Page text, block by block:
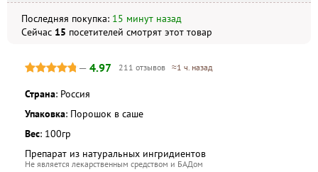
Последняя покупка: 15 минут назад
Сейчас 15 посетителей смотрят этот товар
— 4.97 211 отзывов ≈1 ч. назад
Страна: Россия
Упаковка: Порошок в саше
Вес: 100гр
Препарат из натуральных ингридиентов
Не является лекарственным средством и БАДом